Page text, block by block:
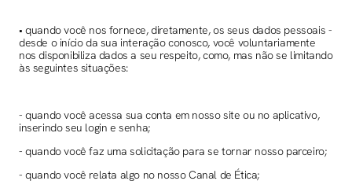
• quando você nos fornece, diretamente, os seus dados pessoais -
desde o início da sua interação conosco, você voluntariamente
nos disponibiliza dados a seu respeito, como, mas não se limitando
às seguintes situações:
- quando você acessa sua conta em nosso site ou no aplicativo,
inserindo seu login e senha;
- quando você faz uma solicitação para se tornar nosso parceiro;
- quando você relata algo no nosso Canal de Ética;